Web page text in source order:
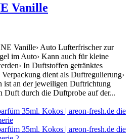
Vanille
Vanille› Auto Lufterfrischer zur
im Auto› Kann auch für kleine
In Duftstoffen getränktes
dient als Duftregulierung›
ist an der jeweiligen Duftrichtung
Duft durch die Duftprobe auf der...